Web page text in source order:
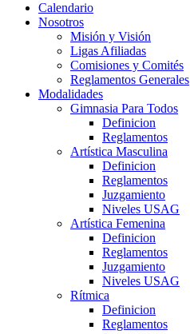
Calendario
Nosotros
Misión y Visión
Ligas Afiliadas
Comisiones y Comités
Reglamentos Generales
Modalidades
Gimnasia Para Todos
Definicion
Reglamentos
Artística Masculina
Definicion
Reglamentos
Juzgamiento
Niveles USAG
Artística Femenina
Definicion
Reglamentos
Juzgamiento
Niveles USAG
Rítmica
Definicion
Reglamentos